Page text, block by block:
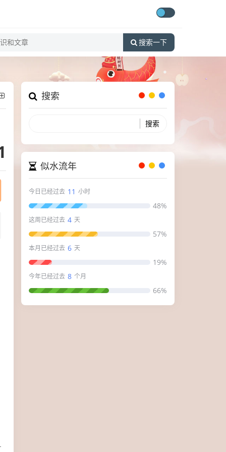
搜索一下
搜索
似水流年
今日已经过去 11 小时
48%
这周已经过去 4 天
57%
本月已经过去 6 天
19%
今年已经过去 8 个月
66%